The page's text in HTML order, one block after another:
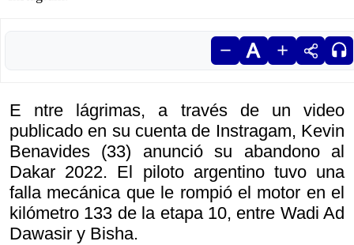
E ntre lágrimas, a través de un video
publicado en su cuenta de Instragam, Kevin
Benavides (33) anunció su abandono al
Dakar 2022. El piloto argentino tuvo una
falla mecánica que le rompió el motor en el
kilómetro 133 de la etapa 10, entre Wadi Ad
Dawasir y Bisha.